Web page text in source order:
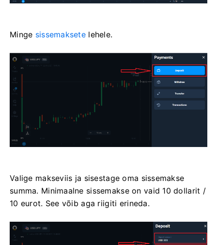
Minge sissemaksete lehele.
Valige makseviis ja sisestage oma sissemakse
summa. Minimaalne sissemakse on vaid 10 dollarit /
10 eurot. See võib aga riigiti erineda.